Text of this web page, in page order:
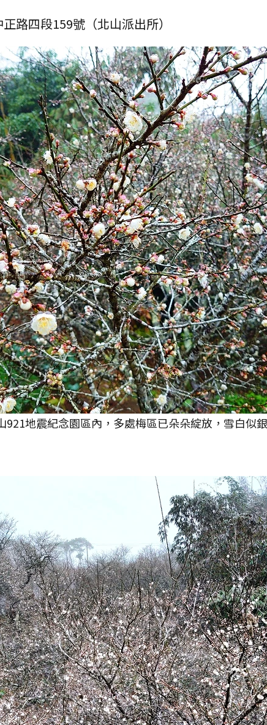
路四段159號（北山派出所）
921地震紀念園區內，多處梅區已朵朵綻放，雪白似